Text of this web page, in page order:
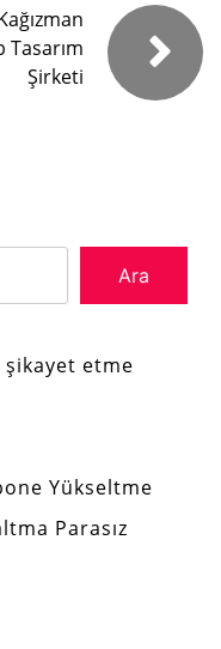
Tasarım
Şirketi
Ara
etme
Yükseltme
Parasız